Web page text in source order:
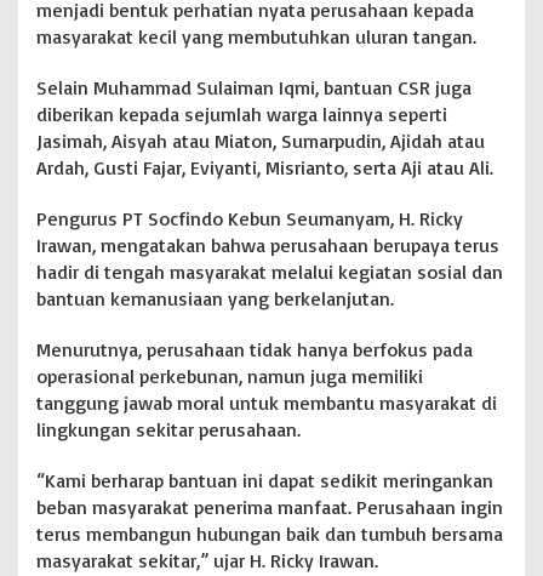
menjadi bentuk perhatian nyata perusahaan kepada
masyarakat kecil yang membutuhkan uluran tangan.
Selain Muhammad Sulaiman Iqmi, bantuan CSR juga
diberikan kepada sejumlah warga lainnya seperti
Jasimah, Aisyah atau Miaton, Sumarpudin, Ajidah atau
Ardah, Gusti Fajar, Eviyanti, Misrianto, serta Aji atau Ali.
Pengurus PT Socfindo Kebun Seumanyam, H. Ricky
Irawan, mengatakan bahwa perusahaan berupaya terus
hadir di tengah masyarakat melalui kegiatan sosial dan
bantuan kemanusiaan yang berkelanjutan.
Menurutnya, perusahaan tidak hanya berfokus pada
operasional perkebunan, namun juga memiliki
tanggung jawab moral untuk membantu masyarakat di
lingkungan sekitar perusahaan.
“Kami berharap bantuan ini dapat sedikit meringankan
beban masyarakat penerima manfaat. Perusahaan ingin
terus membangun hubungan baik dan tumbuh bersama
masyarakat sekitar,” ujar H. Ricky Irawan.